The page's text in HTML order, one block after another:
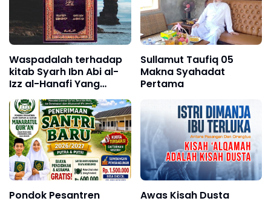
Waspadalah terhadap
kitab Syarh Ibn Abi al-
Izz al-Hanafi Yang
Berakidah Tajsim
Sullamut Taufiq 05
Makna Syahadat
Pertama
Pondok Pesantren
Awas Kisah Dusta